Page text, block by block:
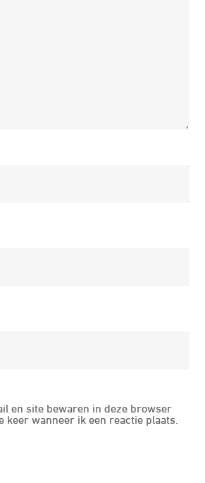
en site bewaren in deze browser
keer wanneer ik een reactie plaats.